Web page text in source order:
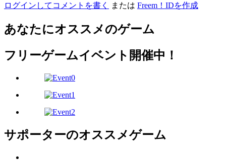
ログインしてコメントを書く または Freem！IDを作成
あなたにオススメのゲーム
フリーゲームイベント開催中！
サポーターのオススメゲーム